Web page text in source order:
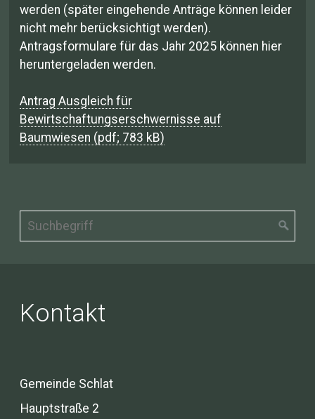
werden (später eingehende Anträge können leider
nicht mehr berücksichtigt werden).
Antragsformulare für das Jahr 2025 können hier
heruntergeladen werden.
Antrag Ausgleich für
Bewirtschaftungserschwernisse auf
Baumwiesen (pdf; 783 kB)
Kontakt
Gemeinde Schlat
Hauptstraße 2